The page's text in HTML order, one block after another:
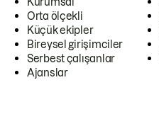
Orta ölçekli
Küçük ekipler
Bireysel girişimciler
Serbest çalışanlar
Ajanslar